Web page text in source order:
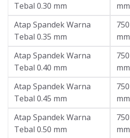
Tebal 0.30 mm
mm
Atap Spandek Warna
Tebal 0.35 mm
750
mm
Atap Spandek Warna
Tebal 0.40 mm
750
mm
Atap Spandek Warna
Tebal 0.45 mm
750
mm
Atap Spandek Warna
Tebal 0.50 mm
750
mm